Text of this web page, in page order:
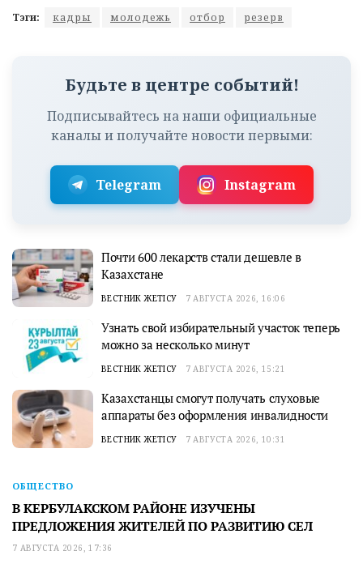
Тэги: кадры молодежь отбор резерв
Будьте в центре событий!
Подписывайтесь на наши официальные
каналы и получайте новости первыми:
Telegram Instagram
Почти 600 лекарств стали дешевле в
Казахстане
ВЕСТНИК ЖЕТІСУ 7 АВГУСТА 2026, 16:06
Узнать свой избирательный участок теперь
можно за несколько минут
ВЕСТНИК ЖЕТІСУ 7 АВГУСТА 2026, 15:21
Казахстанцы смогут получать слуховые
аппараты без оформления инвалидности
ВЕСТНИК ЖЕТІСУ 7 АВГУСТА 2026, 10:31
ОБЩЕСТВО
В КЕРБУЛАКСКОМ РАЙОНЕ ИЗУЧЕНЫ
ПРЕДЛОЖЕНИЯ ЖИТЕЛЕЙ ПО РАЗВИТИЮ СЕЛ
7 АВГУСТА 2026, 17:36